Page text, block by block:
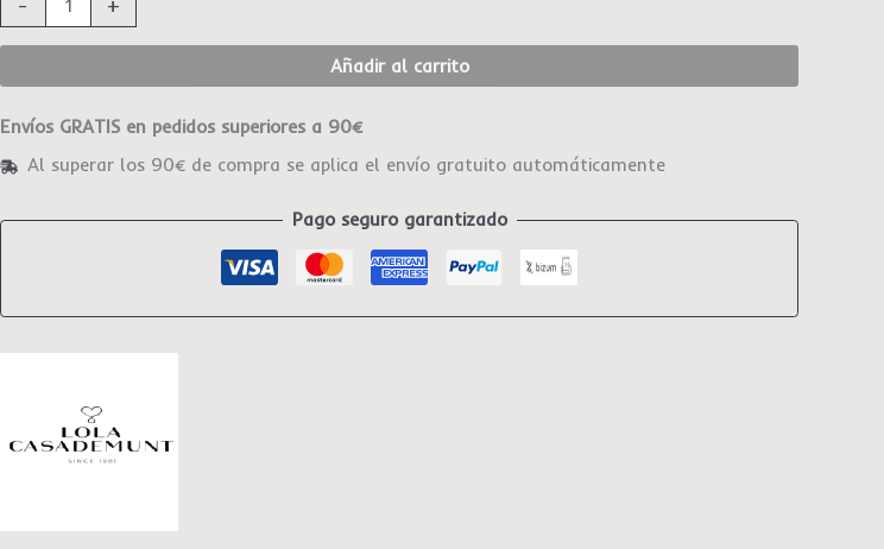
Añadir al carrito
Envíos GRATIS en pedidos superiores a 90€
Al superar los 90€ de compra se aplica el envío gratuito automáticamente
Pago seguro garantizado